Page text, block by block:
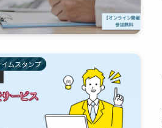
ムスタンプ